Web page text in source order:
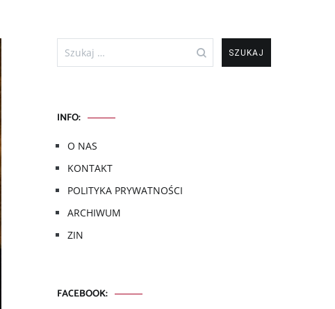
Szukaj:
INFO:
O NAS
KONTAKT
POLITYKA PRYWATNOŚCI
ARCHIWUM
ZIN
FACEBOOK: